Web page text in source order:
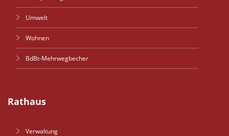
Umwelt
Wohnen
BdBt-Mehrwegbecher
Rathaus
Verwaltung